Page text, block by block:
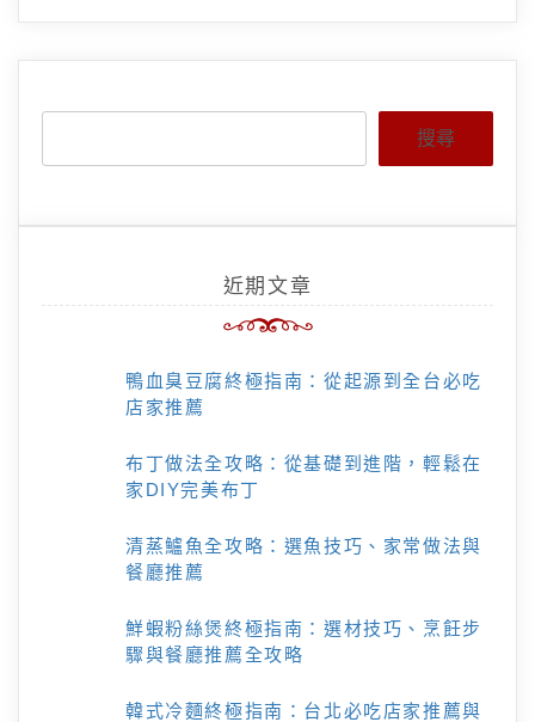
搜尋
近期文章
鴨血臭豆腐終極指南：從起源到全台必吃
店家推薦
布丁做法全攻略：從基礎到進階，輕鬆在
家DIY完美布丁
清蒸鱸魚全攻略：選魚技巧、家常做法與
餐廳推薦
鮮蝦粉絲煲終極指南：選材技巧、烹飪步
驟與餐廳推薦全攻略
韓式冷麵終極指南：台北必吃店家推薦與